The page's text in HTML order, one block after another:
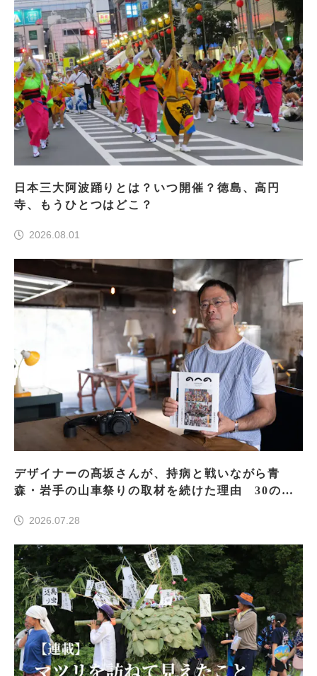
日本三大阿波踊りとは？いつ開催？徳島、高円
寺、もうひとつはどこ？
2026.08.01
デザイナーの髙坂さんが、持病と戦いながら青
森・岩手の山車祭りの取材を続けた理由 30の山
2026.07.28